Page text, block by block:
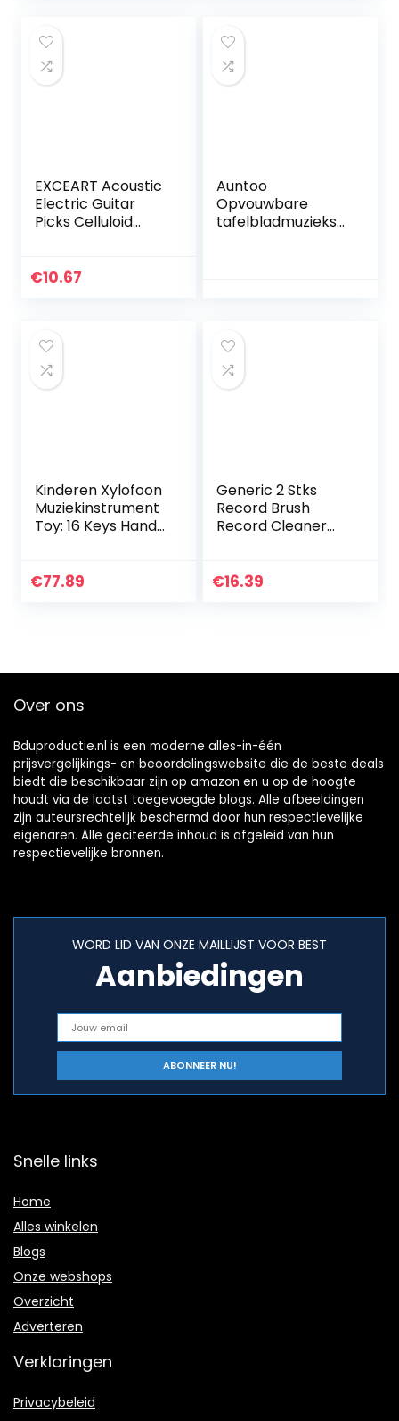
EXCEART Acoustic
Electric Guitar
Picks Celluloid
€10.67
Auntoo
Opvouwbare
tafelbladmuziekst
Kinderen Xylofoon
Muziekinstrument
Toy: 16 Keys Hand
Educatief
€77.89
Generic 2 Stks
Record Brush
Record Cleaner
Cleaner Record
€16.39
Over ons
Bduproductie.nl is een moderne alles-in-één
prijsvergelijkings- en beoordelingswebsite die de beste deals
biedt die beschikbaar zijn op amazon en u op de hoogte
houdt via de laatst toegevoegde blogs. Alle afbeeldingen
zijn auteursrechtelijk beschermd door hun respectievelijke
eigenaren. Alle geciteerde inhoud is afgeleid van hun
respectievelijke bronnen.
WORD LID VAN ONZE MAILLIJST VOOR BEST
Aanbiedingen
Snelle links
Home
Alles winkelen
Blogs
Onze webshops
Overzicht
Adverteren
Verklaringen
Privacybeleid